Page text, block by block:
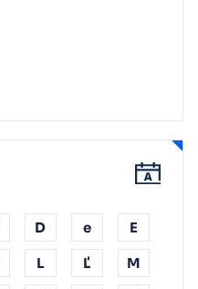
D e E
L Ľ M